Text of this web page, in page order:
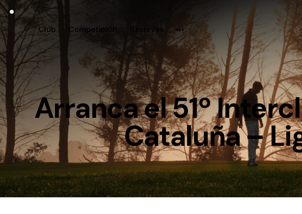
Club Competición Reservas
Arranca el 51º
Cataluña –